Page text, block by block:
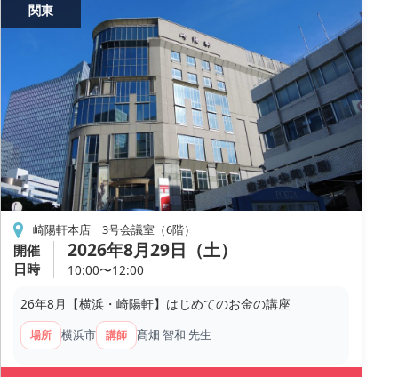
関東
崎陽軒本店 3号会議室（6階）
開催
日時
2026年8月29日（土）
10:00〜12:00
26年8月【横浜・崎陽軒】はじめてのお金の講座
場所 横浜市 講師 髙畑 智和 先生